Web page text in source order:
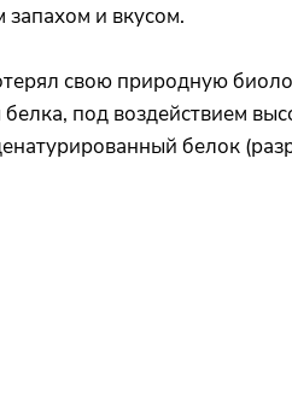
и вкусом.
свою природную
под воздействием
белок